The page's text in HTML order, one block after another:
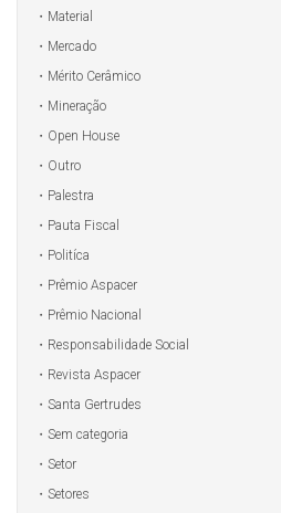
Material
Mercado
Mérito Cerâmico
Mineração
Open House
Outro
Palestra
Pauta Fiscal
Politíca
Prêmio Aspacer
Prêmio Nacional
Responsabilidade Social
Revista Aspacer
Santa Gertrudes
Sem categoria
Setor
Setores